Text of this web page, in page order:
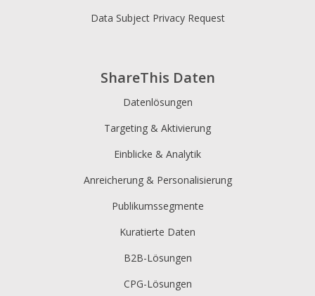
ShareThis Daten
Datenlösungen
Targeting & Aktivierung
Einblicke & Analytik
Anreicherung & Personalisierung
Publikumssegmente
Kuratierte Daten
B2B-Lösungen
CPG-Lösungen
Data Subject Privacy Request